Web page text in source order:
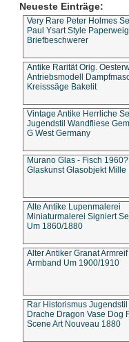
Neueste Einträge:
Very Rare Peter Holmes
Paul Ysart Style
Briefbeschwerer
Antike Rarität Orig.
Antriebsmodell
Kreisssäge Bakelit
Vintage Antike Herrliche
Jugendstil Wandfliese
G West Germany
Murano Glas - Fisch 1960?
Glaskunst Glasobjekt Mille
Alte Antike Lupenmalerei
Miniaturmalerei Signiert
Um 1860/1880
Alter Antiker Granat Armreif
Armband Um 1900/1910
Rar Historismus Jugendstil
Drache Dragon Vase Dog
Scene Art Nouveau 1880